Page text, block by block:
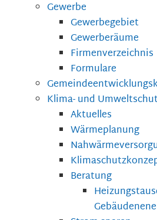
Gewerbe
Gewerbegebiet
Gewerberäume
Firmenverzeichnis
Formulare
Klima- und
Aktuelles
Wärmeplanung
Beratung